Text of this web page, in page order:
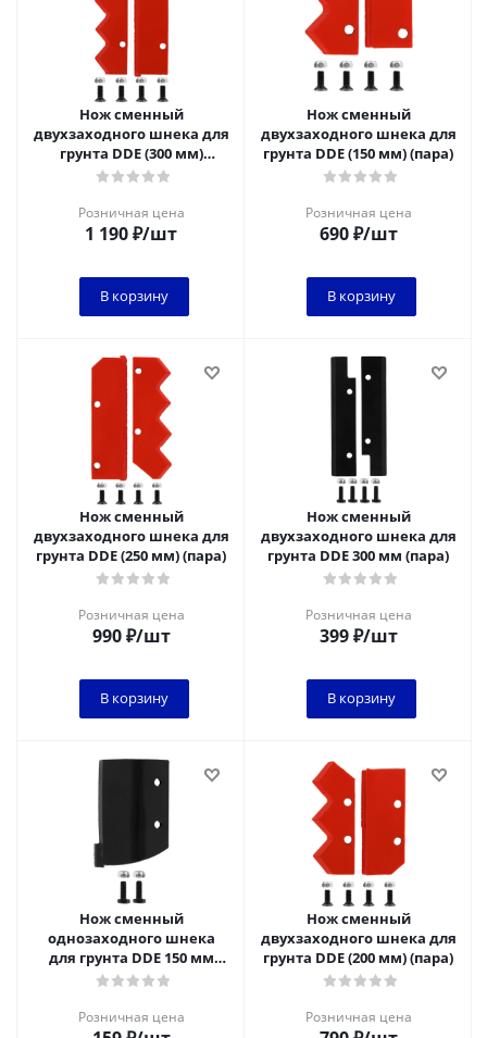
Нож сменный
двухзаходного шнека для
грунта DDE (300 мм)
(120х32х4мм, плоский)
Розничная цена
1 190₽/шт
В корзину
Нож сменный
двухзаходного шнека для
грунта DDE (150 мм) (пара)
Розничная цена
690₽/шт
В корзину
Нож сменный
двухзаходного шнека для
грунта DDE (250 мм) (пара)
Розничная цена
990₽/шт
В корзину
Нож сменный
двухзаходного шнека для
грунта DDE 300 мм (пара)
Розничная цена
399₽/шт
В корзину
Нож сменный
однозаходного шнека
для грунта DDE 150 мм
(один)
Розничная цена
Нож сменный
двухзаходного шнека для
грунта DDE (200 мм) (пара)
Розничная цена